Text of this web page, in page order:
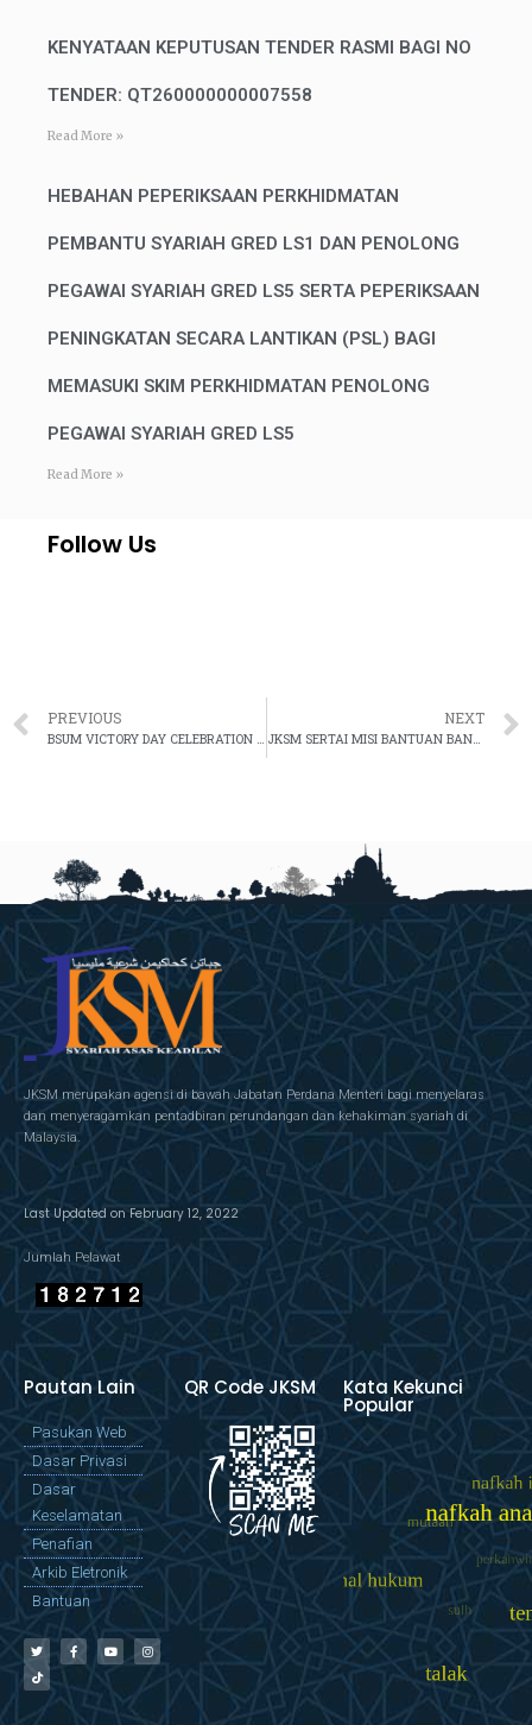
KENYATAAN KEPUTUSAN TENDER RASMI BAGI NO
TENDER: QT260000000007558
Read More »
HEBAHAN PEPERIKSAAN PERKHIDMATAN
PEMBANTU SYARIAH GRED LS1 DAN PENOLONG
PEGAWAI SYARIAH GRED LS5 SERTA PEPERIKSAAN
PENINGKATAN SECARA LANTIKAN (PSL) BAGI
MEMASUKI SKIM PERKHIDMATAN PENOLONG
PEGAWAI SYARIAH GRED LS5
Read More »
Follow Us
PREVIOUS
BSUM VICTORY DAY CELEBRATION AND BEST STUDENT AWARD CEREMONY
NEXT
JKSM SERTAI MISI BANTUAN BANJIR KE MENTAKAB, PAHANG
JKSM merupakan agensi di bawah Jabatan Perdana Menteri bagi menyelaras
dan menyeragamkan pentadbiran perundangan dan kehakiman syariah di
Malaysia.
Last Updated on February 12, 2022
Jumlah Pelawat
Pautan Lain
Pasukan Web
Dasar Privasi
Dasar
Keselamatan
Penafian
Arkib Eletronik
Bantuan
QR Code JKSM Kata Kekunci
Popular